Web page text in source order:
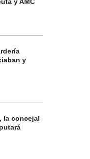
y
la concejal